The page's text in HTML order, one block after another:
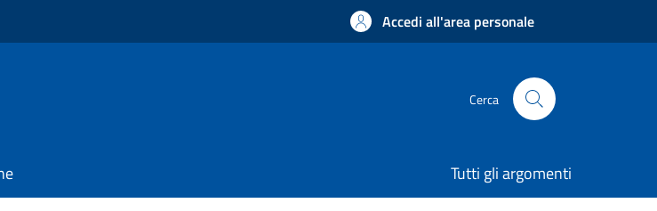
Accedi all'area personale
Cerca
Tutti gli argomenti